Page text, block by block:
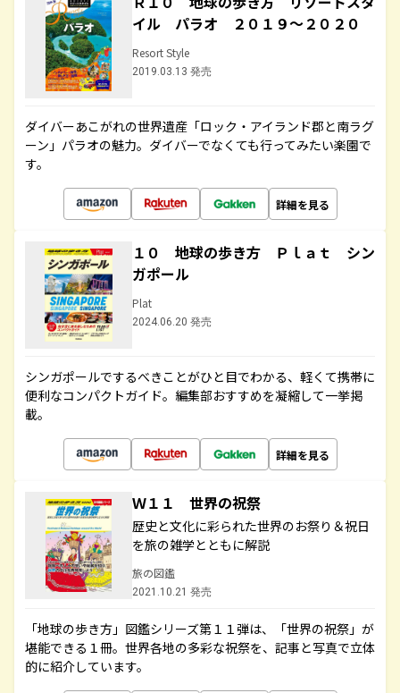
イル パラオ ２０１９～２０２０
Resort Style
2019.03.13 発売
ダイバーあこがれの世界遺産「ロック・アイランド郡と南ラグ
ーン」パラオの魅力。ダイバーでなくても行ってみたい楽園で
す。
詳細を見る
１０ 地球の歩き方 Ｐｌａｔ シン
ガポール
Plat
2024.06.20 発売
シンガポールでするべきことがひと目でわかる、軽くて携帯に
便利なコンパクトガイド。編集部おすすめを凝縮して一挙掲
載。
詳細を見る
Ｗ１１ 世界の祝祭
歴史と文化に彩られた世界のお祭り＆祝日
を旅の雑学とともに解説
旅の図鑑
2021.10.21 発売
「地球の歩き方」図鑑シリーズ第１１弾は、「世界の祝祭」が
堪能できる１冊。世界各地の多彩な祝祭を、記事と写真で立体
的に紹介しています。